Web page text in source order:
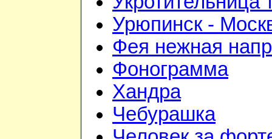
Урюпинск -
Фея нежная
Фонограмма
Хандра
Чебурашка